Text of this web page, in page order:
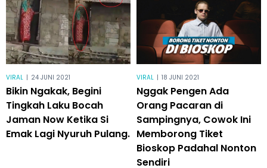
VIRAL | 24 JUNI 2021
Bikin Ngakak, Begini
Tingkah Laku Bocah
Jaman Now Ketika Si
Emak Lagi Nyuruh Pulang.
VIRAL | 18 JUNI 2021
Nggak Pengen Ada
Orang Pacaran di
Sampingnya, Cowok Ini
Memborong Tiket
Bioskop Padahal Nonton
Sendiri